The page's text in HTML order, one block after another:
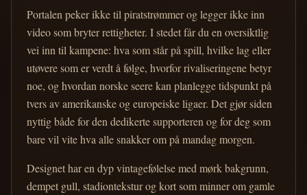
Portalen peker ikke til piratstrømmer og legger ikke inn
video som bryter rettigheter. I stedet får du en oversiktlig
vei inn til kampene: hva som står på spill, hvilke lag eller
utøvere som er verdt å følge, hvorfor rivaliseringene betyr
noe, og hvordan norske seere kan planlegge tidspunkt på
tvers av amerikanske og europeiske ligaer. Det gjør siden
nyttig både for den dedikerte supporteren og for deg som
bare vil vite hva alle snakker om på mandag morgen.
Designet har en dyp vintagefølelse med mørk bakgrunn,
dempet gull, stadiontekstur og kort som minner om gamle